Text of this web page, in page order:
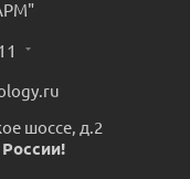
шоссе, д.2